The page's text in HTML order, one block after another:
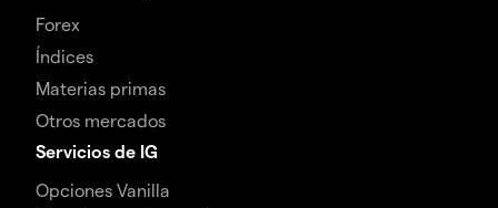
Forex
Índices
Materias primas
Otros mercados
Servicios de IG
Opciones Vanilla